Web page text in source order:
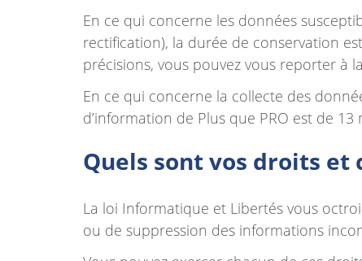
En ce qui concerne les données
rectification), la durée de conservation
précisions, vous pouvez vous reporter à
En ce qui concerne la collecte des
d’information de Plus que PRO est de 13
Quels sont vos droits et
La loi Informatique et Libertés vous
ou de suppression des informations